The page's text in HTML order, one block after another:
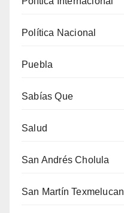
Política Nacional
Puebla
Sabías Que
Salud
San Andrés Cholula
San Martín Texmelucan